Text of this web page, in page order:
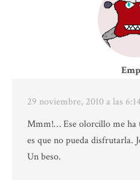
29 noviembre, 2010 a las
Mmm!… Ese olorcillo me ha
es que no pueda disfrutarla.
Un beso.